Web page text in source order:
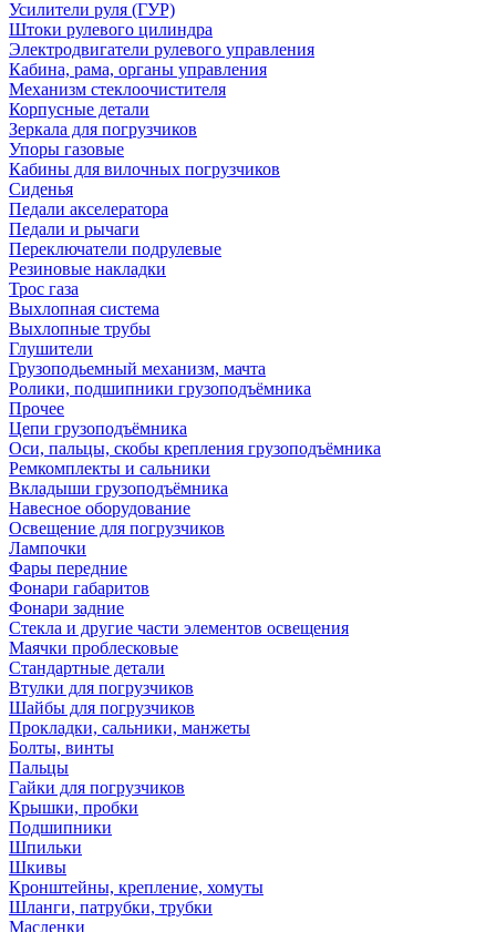
Усилители руля (ГУР)
Штоки рулевого цилиндра
Электродвигатели рулевого управления
Кабина, рама, органы управления
Механизм стеклоочистителя
Корпусные детали
Зеркала для погрузчиков
Упоры газовые
Кабины для вилочных погрузчиков
Сиденья
Педали акселератора
Педали и рычаги
Переключатели подрулевые
Резиновые накладки
Трос газа
Выхлопная система
Выхлопные трубы
Глушители
Грузоподьемный механизм, мачта
Ролики, подшипники грузоподъёмника
Прочее
Цепи грузоподъёмника
Оси, пальцы, скобы крепления грузоподъёмника
Ремкомплекты и сальники
Вкладыши грузоподъёмника
Навесное оборудование
Освещение для погрузчиков
Лампочки
Фары передние
Фонари габаритов
Фонари задние
Стекла и другие части элементов освещения
Маячки проблесковые
Стандартные детали
Втулки для погрузчиков
Шайбы для погрузчиков
Прокладки, сальники, манжеты
Болты, винты
Пальцы
Гайки для погрузчиков
Крышки, пробки
Подшипники
Шпильки
Шкивы
Кронштейны, крепление, хомуты
Шланги, патрубки, трубки
Масленки